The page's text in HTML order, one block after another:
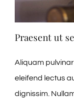
Praesent ut
Aliquam
eleifend lectus
dignissim.